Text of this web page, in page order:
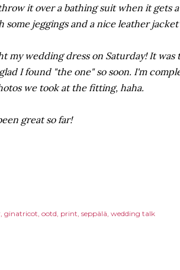
it over a bathing suit when it gets
some jeggings and a nice leather
my wedding dress on Saturday! It
I found "the one" so soon. I'm
we took at the fitting, haha.
great so far!
ginatricot ootd print seppälä wedding talk